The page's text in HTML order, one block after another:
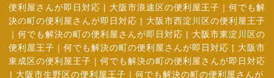
便利屋さんが即日対応 | 大阪市浪速区の便利屋王子｜何でも解
決の町の便利屋さんが即日対応 | 大阪市西淀川区の便利屋王子
｜何でも解決の町の便利屋さんが即日対応 | 大阪市東淀川区の
便利屋王子｜何でも解決の町の便利屋さんが即日対応 | 大阪市
東成区の便利屋王子｜何でも解決の町の便利屋さんが即日対応
| 大阪市生野区の便利屋王子｜何でも解決の町の便利屋さんが